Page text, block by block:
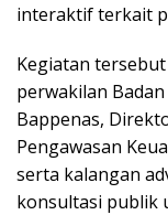
interaktif terkait
Kegiatan
perwakilan
Bappenas,
Pengawasan
serta kalangan
konsultasi publik